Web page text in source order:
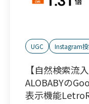
UGC Instagram
【自然検索流
ALOBABYの
表示機能